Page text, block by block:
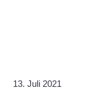
13. Juli 2021